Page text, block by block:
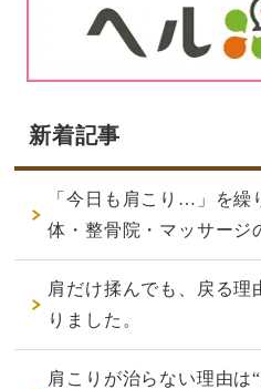
新着記事
「今日も肩こり…」を繰
体・整骨院・マッサージ
肩だけ揉んでも、戻る理
りました。
肩こりが治らない理由は